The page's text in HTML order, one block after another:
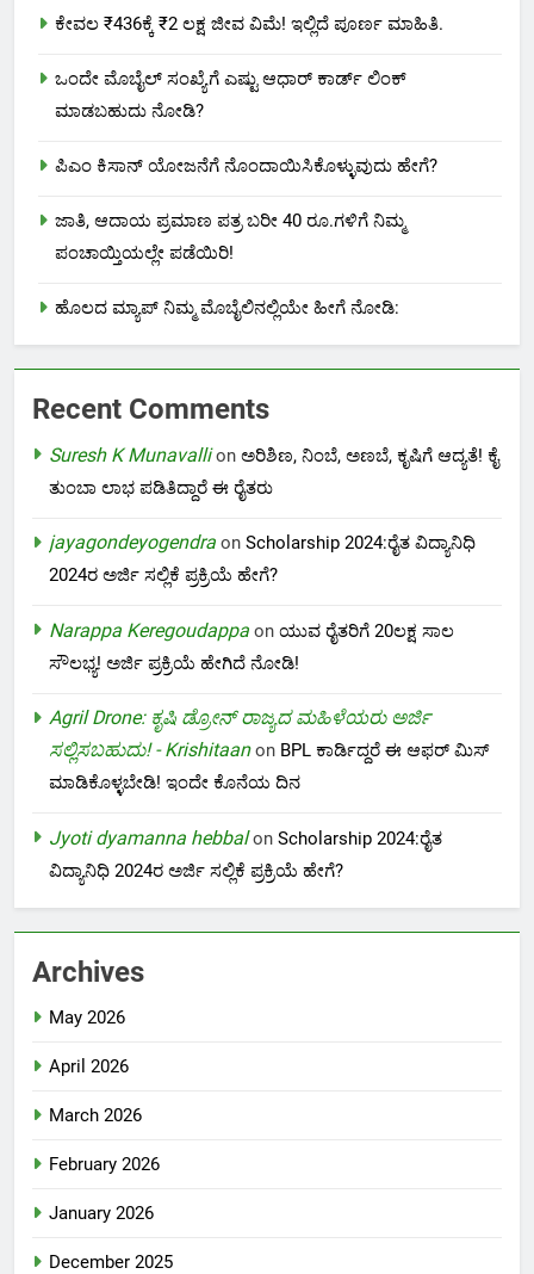
ಕೇವಲ ₹436ಕ್ಕೆ ₹2 ಲಕ್ಷ ಜೀವ ವಿಮೆ! ಇಲ್ಲಿದೆ ಪೂರ್ಣ ಮಾಹಿತಿ.
ಒಂದೇ ಮೊಬೈಲ್ ಸಂಖ್ಯೆಗೆ ಎಷ್ಟು ಆಧಾರ್ ಕಾರ್ಡ್ ಲಿಂಕ್
ಮಾಡಬಹುದು ನೋಡಿ?
ಪಿಎಂ ಕಿಸಾನ್ ಯೋಜನೆಗೆ ನೊಂದಾಯಿಸಿಕೊಳ್ಳುವುದು ಹೇಗೆ?
ಜಾತಿ, ಆದಾಯ ಪ್ರಮಾಣ ಪತ್ರ ಬರೀ 40 ರೂ.ಗಳಿಗೆ ನಿಮ್ಮ
ಪಂಚಾಯ್ತಿಯಲ್ಲೇ ಪಡೆಯಿರಿ!
ಹೊಲದ ಮ್ಯಾಪ್ ನಿಮ್ಮ ಮೊಬೈಲಿನಲ್ಲಿಯೇ ಹೀಗೆ ನೋಡಿ:
Recent Comments
Suresh K Munavallion ಅರಿಶಿಣ, ನಿಂಬೆ, ಅಣಬೆ, ಕೃಷಿಗೆ ಆದ್ಯತೆ! ಕೈ
ತುಂಬಾ ಲಾಭ ಪಡಿತಿದ್ದಾರೆ ಈ ರೈತರು
jayagondeyogendra on Scholarship 2024:ರೈತ ವಿದ್ಯಾನಿಧಿ
2024ರ ಅರ್ಜಿ ಸಲ್ಲಿಕೆ ಪ್ರಕ್ರಿಯೆ ಹೇಗೆ?
Narappa Keregoudappa on ಯುವ ರೈತರಿಗೆ 20ಲಕ್ಷ ಸಾಲ
ಸೌಲಭ್ಯ! ಅರ್ಜಿ ಪ್ರಕ್ರಿಯೆ ಹೇಗಿದೆ ನೋಡಿ!
Agril Drone: ಕೃಷಿ ಡ್ರೋನ್ ರಾಜ್ಯದ ಮಹಿಳೆಯರು ಅರ್ಜಿ
ಸಲ್ಲಿಸಬಹುದು! - Krishitaanon BPL ಕಾರ್ಡಿದ್ದರೆ ಈ ಆಫರ್ ಮಿಸ್
ಮಾಡಿಕೊಳ್ಳಬೇಡಿ! ಇಂದೇ ಕೊನೆಯ ದಿನ
Jyoti dyamanna hebbalon Scholarship 2024:ರೈತ
ವಿದ್ಯಾನಿಧಿ 2024ರ ಅರ್ಜಿ ಸಲ್ಲಿಕೆ ಪ್ರಕ್ರಿಯೆ ಹೇಗೆ?
Archives
May 2026
April 2026
March 2026
February 2026
January 2026
December 2025